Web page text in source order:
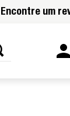
Encontre um